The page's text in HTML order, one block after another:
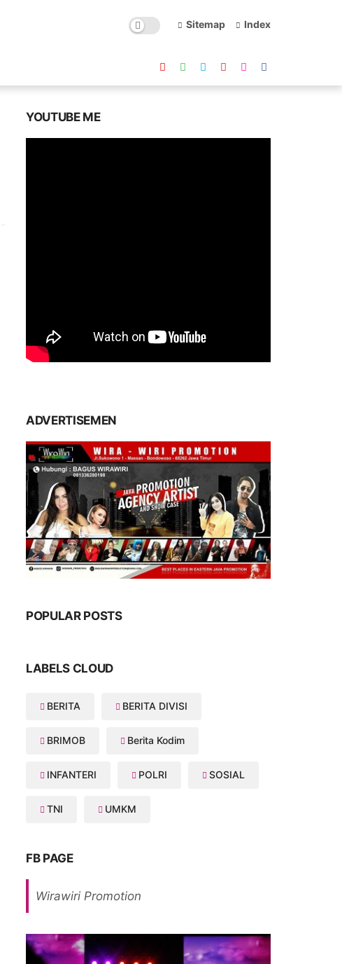
Sitemap Index
YOUTUBE ME
ADVERTISEMEN
POPULAR POSTS
LABELS CLOUD
BERITA BERITA DIVISI
BRIMOB Berita Kodim
INFANTERI POLRI SOSIAL
TNI UMKM
FB PAGE
Wirawiri Promotion